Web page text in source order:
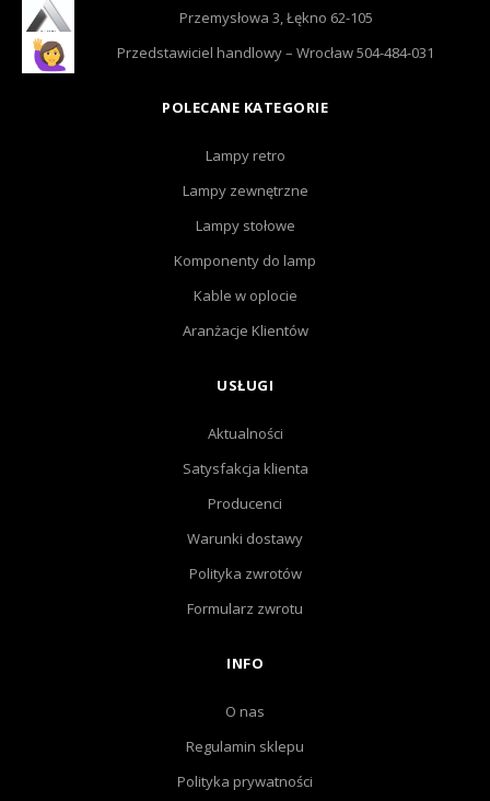
Przemysłowa 3, Łękno 62-105
Przedstawiciel handlowy – Wrocław 504-484-031
POLECANE KATEGORIE
Lampy retro
Lampy zewnętrzne
Lampy stołowe
Komponenty do lamp
Kable w oplocie
Aranżacje Klientów
USŁUGI
Aktualności
Satysfakcja klienta
Producenci
Warunki dostawy
Polityka zwrotów
Formularz zwrotu
INFO
O nas
Regulamin sklepu
Polityka prywatności